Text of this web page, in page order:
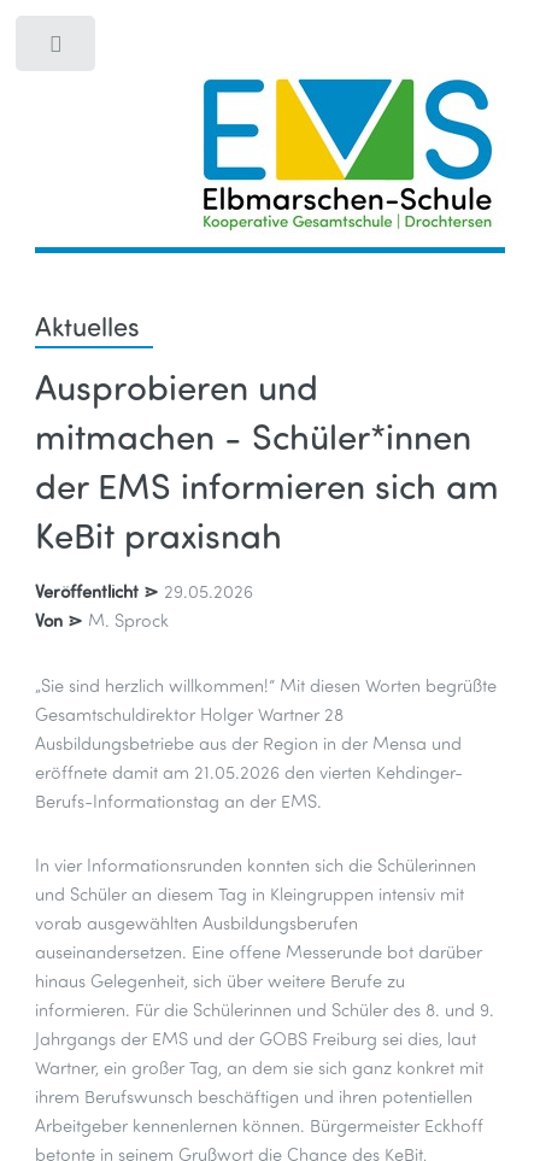
Aktuelles
Ausprobieren und
mitmachen - Schüler*innen
der EMS informieren sich am
KeBit praxisnah
Veröffentlicht ⋗ 29.05.2026
Von ⋗ M. Sprock
„Sie sind herzlich willkommen!“ Mit diesen Worten begrüßte
Gesamtschuldirektor Holger Wartner 28
Ausbildungsbetriebe aus der Region in der Mensa und
eröffnete damit am 21.05.2026 den vierten Kehdinger-
Berufs-Informationstag an der EMS.
In vier Informationsrunden konnten sich die Schülerinnen
und Schüler an diesem Tag in Kleingruppen intensiv mit
vorab ausgewählten Ausbildungsberufen
auseinandersetzen. Eine offene Messerunde bot darüber
hinaus Gelegenheit, sich über weitere Berufe zu
informieren. Für die Schülerinnen und Schüler des 8. und 9.
Jahrgangs der EMS und der GOBS Freiburg sei dies, laut
Wartner, ein großer Tag, an dem sie sich ganz konkret mit
ihrem Berufswunsch beschäftigen und ihren potentiellen
Arbeitgeber kennenlernen können. Bürgermeister Eckhoff
betonte in seinem Grußwort die Chance des KeBit,